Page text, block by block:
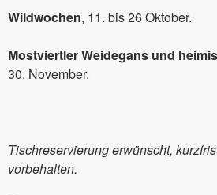
Wildwochen, 11. bis 26 Oktober.
Mostviertler Weidegans und
30. November.
Tischreservierung erwünscht,
vorbehalten.